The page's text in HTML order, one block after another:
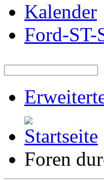
Kalender
Ford-ST-
Foren